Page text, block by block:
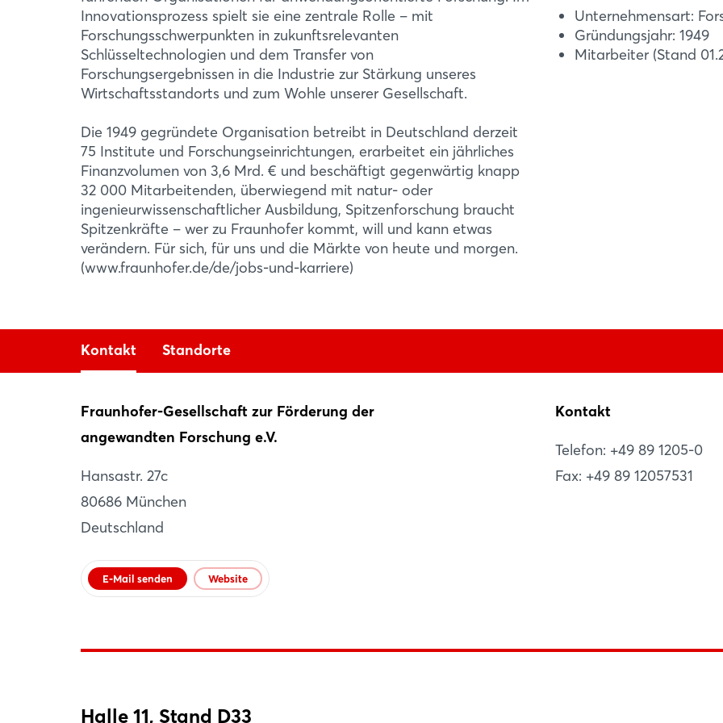
Mit einem Gemeinschaftsstand ist die Fraunhofer-Gesellschaft auf der weltgrößten Industriemesse (20. April
Fraunhofer-Institute, -Verbünde und -Allianzen zeigen 29 Exponate mit technologischen Highlights aus
Digitalisierung. Alle Exponate spiegeln die Fraunhofer-Mission wider: zielgerichtete und anwendungs- und
bringen, die Wirtschaft und Industrie dabei unterstützen, ihre Wettbewerbsfähigkeit zu stärken. Weitere
unter http://fhg.de/hm2026
Mehr Infos
Innovationsprozess spielt sie eine zentrale Rolle – mit
Forschungsschwerpunkten in zukunftsrelevanten
Schlüsseltechnologien und dem Transfer von
Forschungsergebnissen in die Industrie zur Stärkung unseres
Wirtschaftsstandorts und zum Wohle unserer Gesellschaft.
Die 1949 gegründete Organisation betreibt in Deutschland derzeit
75 Institute und Forschungseinrichtungen, erarbeitet ein jährliches
Finanzvolumen von 3,6 Mrd. € und beschäftigt gegenwärtig knapp
32 000 Mitarbeitenden, überwiegend mit natur- oder
ingenieurwissenschaftlicher Ausbildung, Spitzenforschung braucht
Spitzenkräfte – wer zu Fraunhofer kommt, will und kann etwas
verändern. Für sich, für uns und die Märkte von heute und morgen.
(www.fraunhofer.de/de/jobs-und-karriere)
Unternehmensart:
Gründungsjahr: 1949
Mitarbeiter (Stand
Kontakt Standorte
Fraunhofer-Gesellschaft zur Förderung der
angewandten Forschung e.V.
Hansastr. 27c
80686 München
Deutschland
E-Mail senden Website
Kontakt
Telefon: +49 89 1205-0
Fax: +49 89 12057531
Fraunhofer-Gesellschaft
DE
Website
Halle 11, Stand D33
Noch nicht angemeldet?